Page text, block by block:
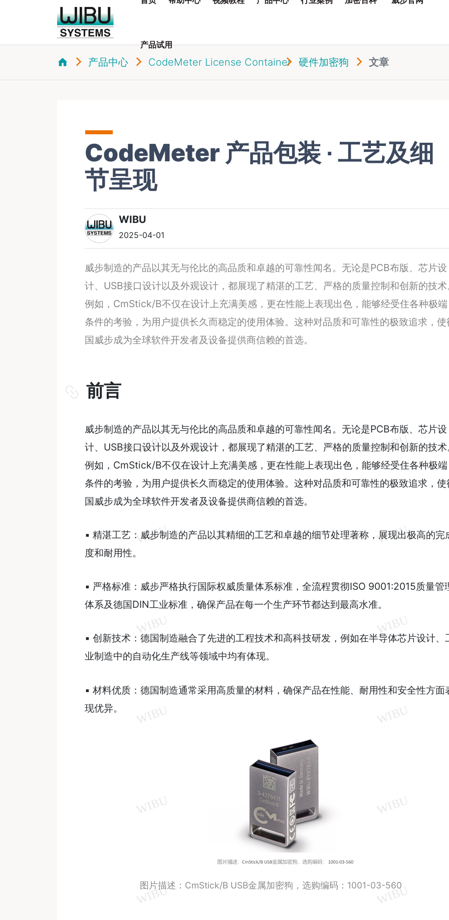
产品试用
产品中心 CodeMeter License Container 硬件加密狗 文章
CodeMeter 产品包装 ∙ 工艺及细
节呈现
WIBU
2025-04-01
威步制造的产品以其无与伦比的高品质和卓越的可靠性闻名。无论是PCB布版、芯片设
计、USB接口设计以及外观设计，都展现了精湛的工艺、严格的质量控制和创新的技
例如，CmStick/B不仅在设计上充满美感，更在性能上表现出色，能够经受住各种极端
条件的考验，为用户提供长久而稳定的使用体验。这种对品质和可靠性的极致追求，使
国威步成为全球软件开发者及设备提供商信赖的首选。
前言
威步制造的产品以其无与伦比的高品质和卓越的可靠性闻名。无论是PCB布版、芯片设
计、USB接口设计以及外观设计，都展现了精湛的工艺、严格的质量控制和创新的技
例如，CmStick/B不仅在设计上充满美感，更在性能上表现出色，能够经受住各种极端
条件的考验，为用户提供长久而稳定的使用体验。这种对品质和可靠性的极致追求，使
国威步成为全球软件开发者及设备提供商信赖的首选。
▪ 精湛工艺：威步制造的产品以其精细的工艺和卓越的细节处理著称，展现出极高的完
度和耐用性。
▪ 严格标准：威步严格执行国际权威质量体系标准，全流程贯彻ISO 9001:2015质量管
体系及德国DIN工业标准，确保产品在每一个生产环节都达到最高水准。
▪ 创新技术：德国制造融合了先进的工程技术和高科技研发，例如在半导体芯片设计、
业制造中的自动化生产线等领域中均有体现。
▪ 材料优质：德国制造通常采用高质量的材料，确保产品在性能、耐用性和安全性方面
现优异。
图片描述：CmStick/B USB金属加密狗，选购编码：1001-03-560